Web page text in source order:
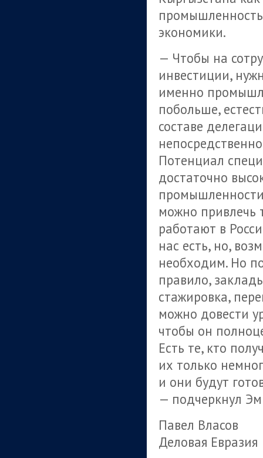
промышленность
экономики.
— Чтобы на
инвестиции,
именно
побольше,
составе
Потенциал
достаточно
можно привлечь
работают в
нас есть, но,
необходим. Но
правило,
стажировка,
можно довести
чтобы он
Есть те, кто
их только
и они будут
— подчеркнул
Павел Власов
Деловая Евразия